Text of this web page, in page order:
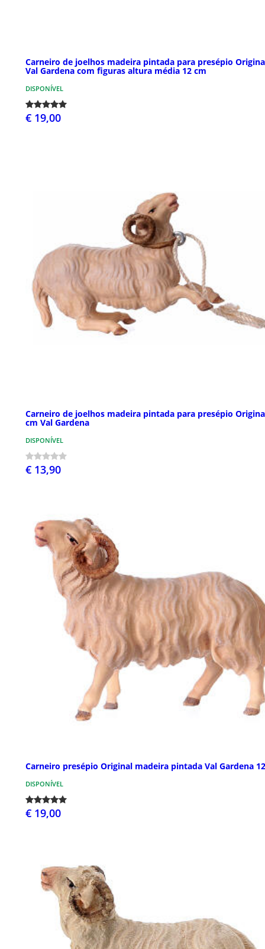
Carneiro de joelhos madeira pintada para presépio
Val Gardena com figuras altura média 12 cm
DISPONÍVEL
€ 19,00
Carneiro de joelhos madeira pintada para presépio
cm Val Gardena
DISPONÍVEL
€ 13,90
Carneiro presépio Original madeira pintada Val Gardena
DISPONÍVEL
€ 19,00